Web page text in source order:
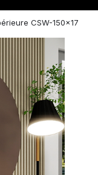
CSW-150×17